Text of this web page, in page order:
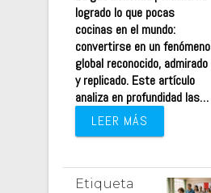
logrado lo que pocas
cocinas en el mundo:
convertirse en un fenómeno
global reconocido, admirado
y replicado. Este artículo
analiza en profundidad las…
LEER MÁS
Etiqueta